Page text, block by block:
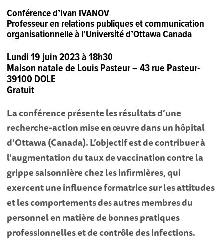
Conférence d’Ivan IVANOV
Professeur en relations publiques et communication
organisationnelle à l’Université d’Ottawa Canada
Lundi 19 juin 2023 à 18h30
Maison natale de Louis Pasteur – 43 rue Pasteur-
39100 DOLE
Gratuit
La conférence présente les résultats d’une
recherche-action mise en œuvre dans un hôpital
d’Ottawa (Canada). L’objectif est de contribuer à
l’augmentation du taux de vaccination contre la
grippe saisonnière chez les infirmières, qui
exercent une influence formatrice sur les attitudes
et les comportements des autres membres du
personnel en matière de bonnes pratiques
professionnelles et de contrôle des infections.